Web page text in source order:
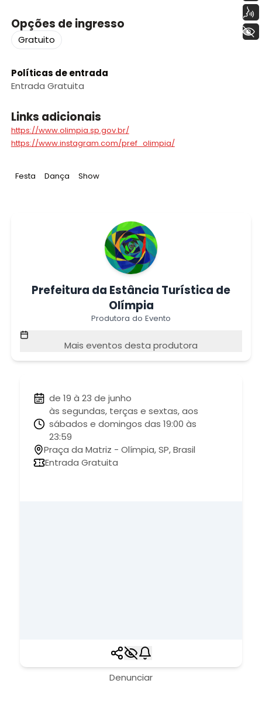
Opções de ingresso
Gratuito
Políticas de entrada
Entrada Gratuita
Links adicionais
https://www.olimpia.sp.gov.br/
https://www.instagram.com/pref_olimpia/
Tag:
Festa Tag:
Dança Tag:
Show
Prefeitura da Estância Turística de
Olímpia
Produtora do Evento
Mais eventos desta produtora
de 19 à 23 de junho
às segundas, terças e sextas, aos
sábados e domingos das 19:00 às
23:59
Praça da Matriz - Olímpia, SP, Brasil
Entrada Gratuita
Denunciar